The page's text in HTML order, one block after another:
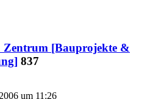
Zentrum [Bauprojekte &
837
um 11:26